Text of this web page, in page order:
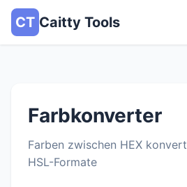
CT Caitty Tools
Farbkonverter
Farben zwischen HEX
HSL-Formate